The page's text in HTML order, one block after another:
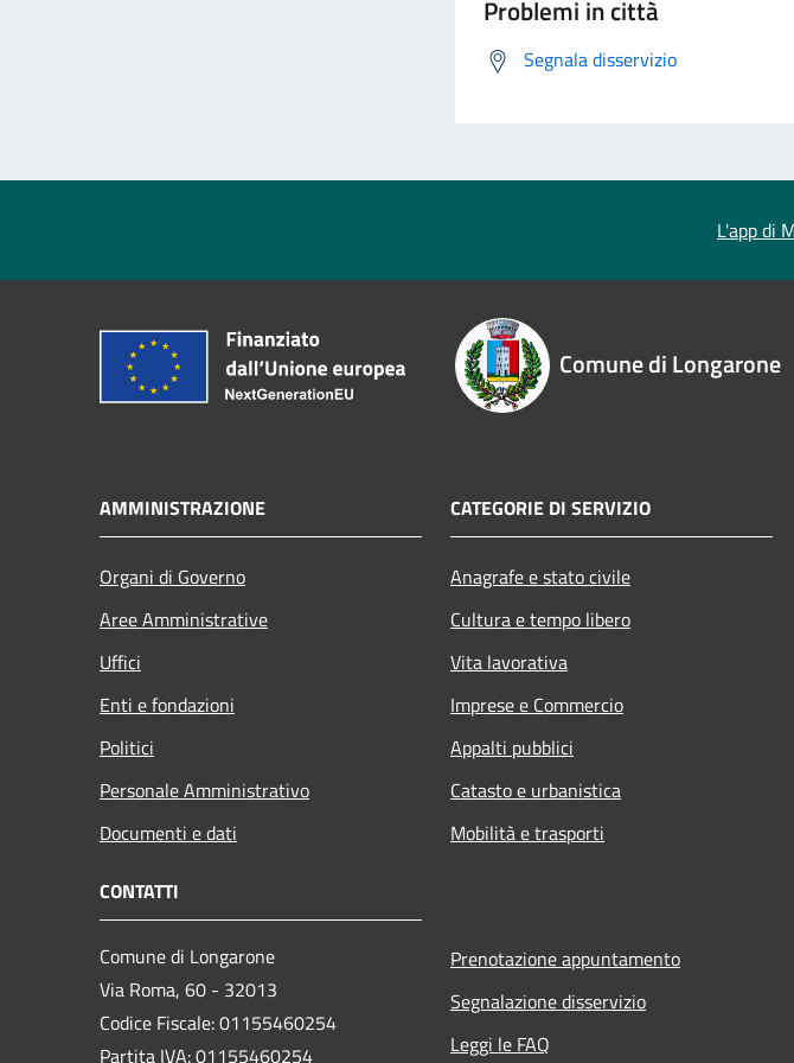
Problemi in città
Segnala disservizio
L'app di
Comune di Longarone
AMMINISTRAZIONE
Organi di Governo
Aree Amministrative
Uffici
Enti e fondazioni
Politici
Personale Amministrativo
Documenti e dati
CATEGORIE DI SERVIZIO
Anagrafe e stato civile
Cultura e tempo libero
Vita lavorativa
Imprese e Commercio
Appalti pubblici
Catasto e urbanistica
Mobilità e trasporti
CONTATTI
Comune di Longarone
Via Roma, 60 - 32013
Codice Fiscale: 01155460254
Partita IVA: 01155460254
Prenotazione appuntamento
Segnalazione disservizio
Leggi le FAQ